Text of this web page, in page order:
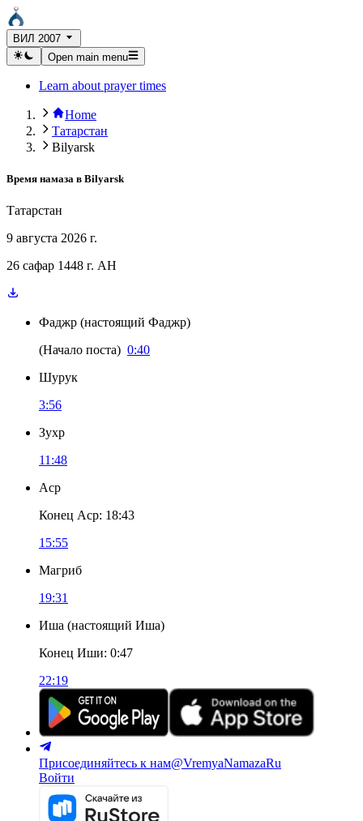
ВИЛ 2007
Open main menu
Learn about prayer times
Home
Татарстан
Bilyarsk
Время намаза в Bilyarsk
Татарстан
9 августа 2026 г.
26 сафар 1448 г. AH
Фаджр (настоящий Фаджр)
(Начало поста) 0:40
Шурук
3:56
Зухр
11:48
Аср
Конец Аср: 18:43
15:55
Магриб
19:31
Иша (настоящий Иша)
Конец Иши: 0:47
22:19
Присоединяйтесь к нам@VremyaNamazaRu
Войти